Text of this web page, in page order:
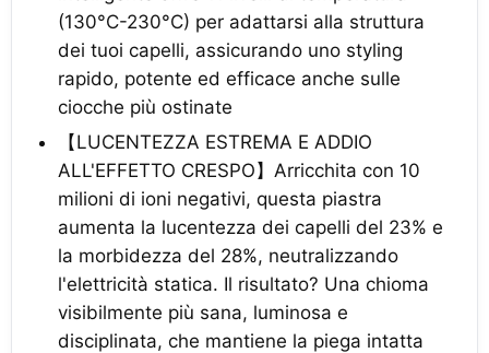
(130°C-230°C) per adattarsi alla struttura
dei tuoi capelli, assicurando uno styling
rapido, potente ed efficace anche sulle
ciocche più ostinate
【LUCENTEZZA ESTREMA E ADDIO
ALL'EFFETTO CRESPO】Arricchita con 10
milioni di ioni negativi, questa piastra
aumenta la lucentezza dei capelli del 23% e
la morbidezza del 28%, neutralizzando
l'elettricità statica. Il risultato? Una chioma
visibilmente più sana, luminosa e
disciplinata, che mantiene la piega intatta